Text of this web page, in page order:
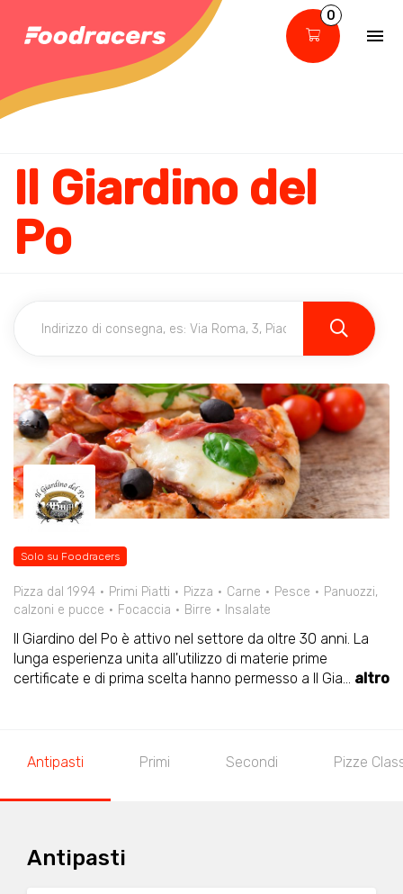
0
Il Giardino del
Po
Solo su Foodracers
Pizza dal 1994 Primi Piatti Pizza Carne Pesce
Panuozzi,
calzoni e pucce
Focaccia Birre Insalate
Il Giardino del Po è attivo nel settore da oltre 30 anni. La
lunga esperienza unita all'utilizzo di materie prime
certificate e di prima scelta hanno permesso a Il Gia... altro
Antipasti Primi Secondi Pizze
Antipasti